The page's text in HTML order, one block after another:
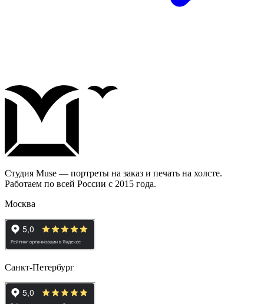
Студия Muse — портреты на заказ и печать на холсте.
Работаем по всей России с 2015 года.
Москва
Санкт-Петербург